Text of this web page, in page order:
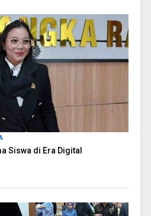
Siswa di Era Digital